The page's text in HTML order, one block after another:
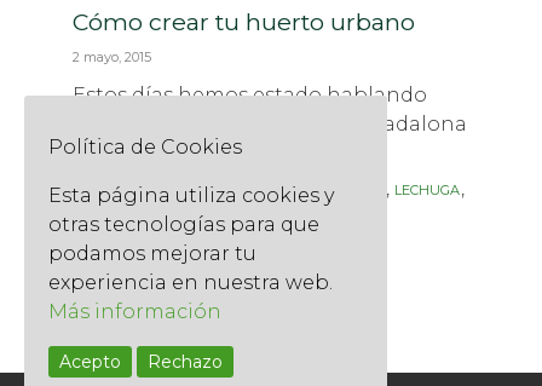
Cómo crear tu huerto urbano
2 mayo, 2015
Estos días hemos estado hablando
sobre el huerto urbano en la Badalona
Home Design. Para...
Tags
ABONO ,AJO , BERENJENA,HUERTO URBANO , LECHUGA,
PLANTEL ,SUSTRATO, TIERRA ,TOMATE
Read More
Política de Cookies
Esta página utiliza cookies y
otras tecnologías para que
podamos mejorar tu
experiencia en nuestra web.
Más información
Acepto Rechazo